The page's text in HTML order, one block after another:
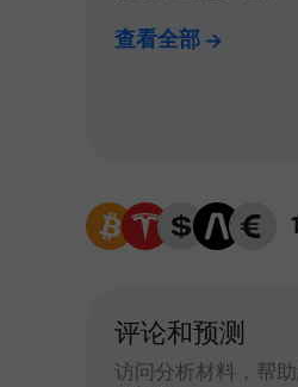
查看全部
评论和预测
访问分析材料，帮